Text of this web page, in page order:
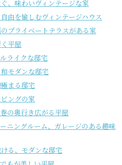
、味わいヴィンテージな家
由を愉しむヴィンテージハウス
プライベートテラスがある家
平屋
ライクな邸宅
モダンな邸宅
まる邸宅
ングの家
の奥行き広がる平屋
ニングルーム、ガレージのある趣味
る、モダンな邸宅